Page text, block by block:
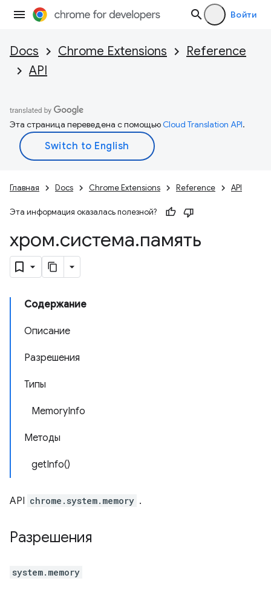
Войти
Docs Chrome Extensions
Reference
API
Эта страница переведена с помощьюCloud Translation API.
Главная Docs Chrome Extensions Reference API
Эта информация оказалась полезной?
хром.система.память
Содержание
Описание
Разрешения
Типы
MemoryInfo
Методы
getInfo()
API chrome.system.memory .
Разрешения
system.memory